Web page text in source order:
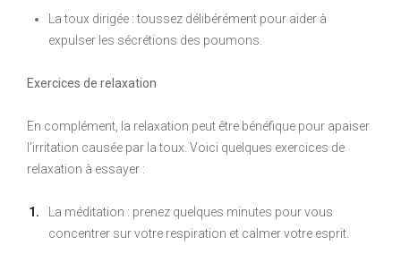
La toux dirigée : toussez délibérément pour aider à
expulser les sécrétions des poumons.
Exercices de relaxation
En complément, la relaxation peut être bénéfique pour apaiser
l’irritation causée par la toux. Voici quelques exercices de
relaxation à essayer :
La méditation : prenez quelques minutes pour vous
concentrer sur votre respiration et calmer votre esprit.